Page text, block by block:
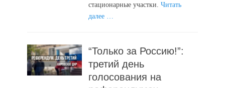
стационарные участки.Читать
далее …
“Только за Россию!”:
третий день
голосования на